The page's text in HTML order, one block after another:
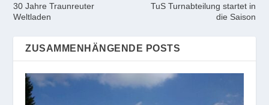
30 Jahre Traunreuter
Weltladen
TuS Turnabteilung startet in
die Saison
ZUSAMMENHÄNGENDE POSTS